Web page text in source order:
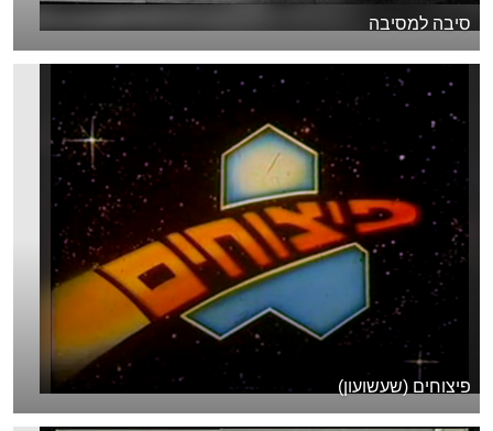
סיבה למסיבה
פיצוחים (שעשועון)